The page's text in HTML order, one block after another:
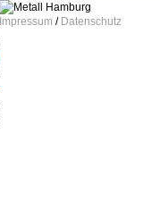
Impressum / Datenschutz